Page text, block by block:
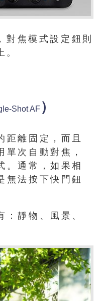
對焦模式設定鈕則
。
Shot AF ）
距離固定，而且
單次自動對焦，
。通常，如果相
無法按下快門鈕
：靜物、風景、